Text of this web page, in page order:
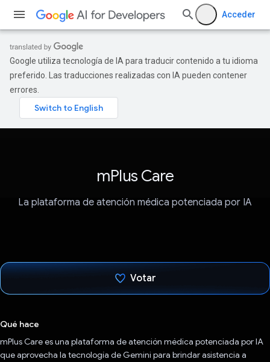
Acceder
Google utiliza tecnología de IA para traducir contenido a tu idioma
preferido. Las traducciones realizadas con IA pueden contener
errores.
mPlus Care
La plataforma de atención médica potenciada por IA
Votar
Qué hace
mPlus Care es una plataforma de atención médica potenciada por IA
que aprovecha la tecnología de Gemini para brindar asistencia a